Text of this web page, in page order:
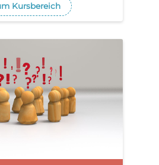
Kursbereich